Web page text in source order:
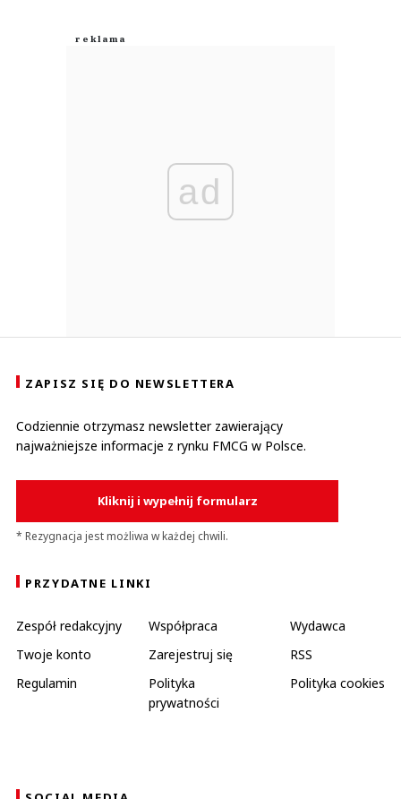
ad
ZAPISZ SIĘ DO NEWSLETTERA
Codziennie otrzymasz newsletter zawierający
najważniejsze informacje z rynku FMCG w Polsce.
Kliknij i wypełnij formularz
* Rezygnacja jest możliwa w każdej chwili.
PRZYDATNE LINKI
Zespół redakcyjny Współpraca
Wydawca
Twoje konto
Zarejestruj się
RSS
Regulamin
Polityka
prywatności
Polityka cookies